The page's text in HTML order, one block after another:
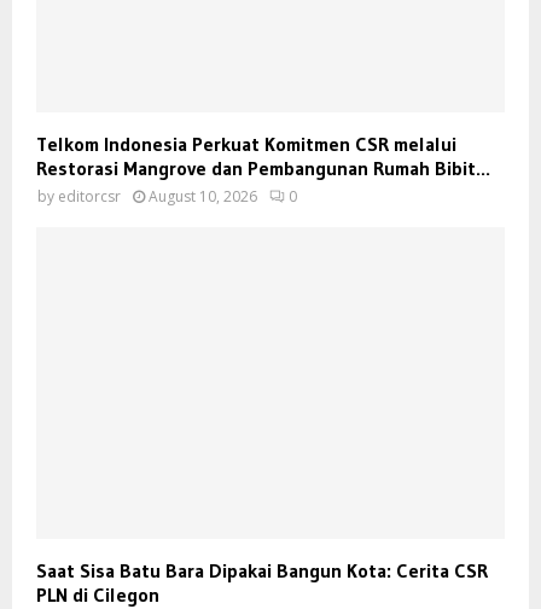
Telkom Indonesia Perkuat Komitmen CSR melalui
Restorasi Mangrove dan Pembangunan Rumah Bibit...
by editorcsr August 10, 2026 0
Saat Sisa Batu Bara Dipakai Bangun Kota: Cerita CSR
PLN di Cilegon